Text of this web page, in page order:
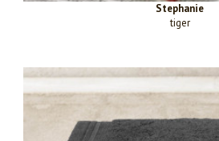
Stephanie
tiger